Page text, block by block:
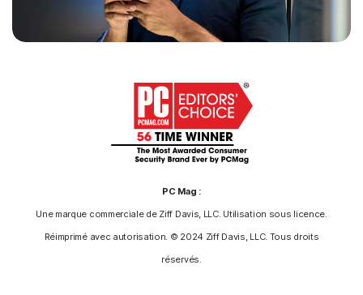
PC Mag :
Une marque commerciale de Ziff Davis, LLC. Utilisation sous licence.
Réimprimé avec autorisation. © 2024 Ziff Davis, LLC. Tous droits
réservés.